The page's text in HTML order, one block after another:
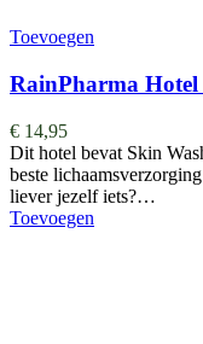
Toevoegen
RainPharma Hotel
€ 14,95
Dit hotel bevat Skin
beste
liever jezelf iets?…
Toevoegen